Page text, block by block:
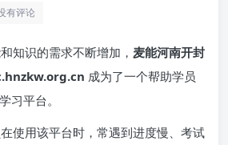
有评论
知识的需求不断增加， 麦能河南开封
成为了一个帮助学员
习平台。
使用该平台时，常遇到进度慢、考试